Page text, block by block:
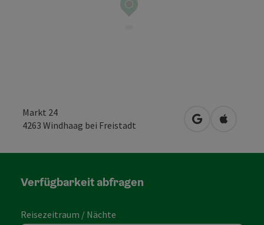
Markt 24
4263 Windhaag bei Freistadt in Googlein Apple
Verfügbarkeit abfragen
Reisezeitraum / Nächte